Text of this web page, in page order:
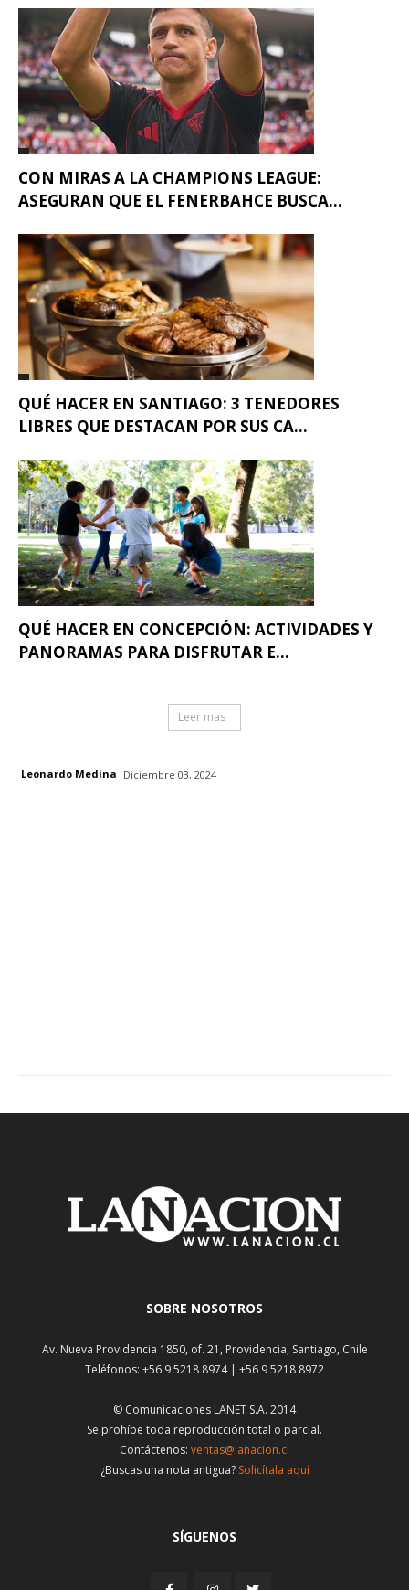
CON MIRAS A LA CHAMPIONS LEAGUE:
ASEGURAN QUE EL FENERBAHCE BUSCA...
QUÉ HACER EN SANTIAGO: 3 TENEDORES
LIBRES QUE DESTACAN POR SUS CA...
QUÉ HACER EN CONCEPCIÓN: ACTIVIDADES Y
PANORAMAS PARA DISFRUTAR E...
Leer mas
Leonardo Medina Diciembre 03, 2024
SOBRE NOSOTROS
Av. Nueva Providencia 1850, of. 21, Providencia, Santiago, Chile
Teléfonos: +56 9 5218 8974 | +56 9 5218 8972
© Comunicaciones LANET S.A. 2014
Se prohíbe toda reproducción total o parcial.
Contáctenos: ventas@lanacion.cl
¿Buscas una nota antigua? Solicítala aquí
SÍGUENOS